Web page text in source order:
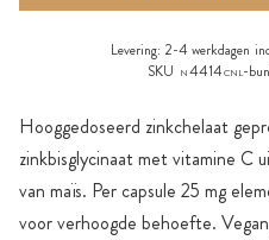
Hooggedoseerd zinkchelaat
zinkbisglycinaat met vitamine C
van maïs. Per capsule 25 mg
voor verhoogde behoefte.
Levering: 2-4 werkdagen
SKU
N4414CNL-